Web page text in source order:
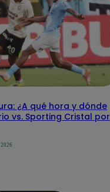
¿A qué hora y dónde
vs. Sporting Cristal por